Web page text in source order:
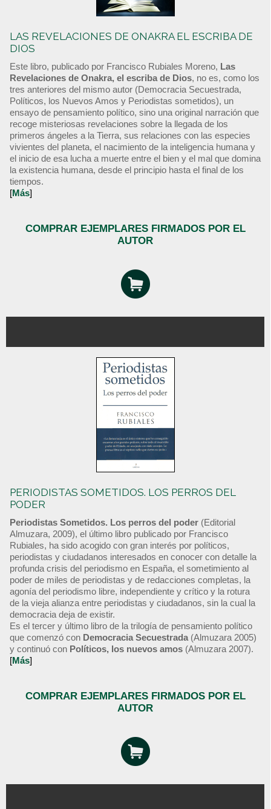
LAS REVELACIONES DE ONAKRA EL ESCRIBA DE
DIOS
Este libro, publicado por Francisco Rubiales Moreno, Las
Revelaciones de Onakra, el escriba de Dios, no es, como los
tres anteriores del mismo autor (Democracia Secuestrada,
Políticos, los Nuevos Amos y Periodistas sometidos), un
ensayo de pensamiento político, sino una original narración que
recoge misteriosas revelaciones sobre la llegada de los
primeros ángeles a la Tierra, sus relaciones con las especies
vivientes del planeta, el nacimiento de la inteligencia humana y
el inicio de esa lucha a muerte entre el bien y el mal que domina
la existencia humana, desde el principio hasta el final de los
tiempos.
[Más]
COMPRAR EJEMPLARES FIRMADOS POR EL
AUTOR
PERIODISTAS SOMETIDOS. LOS PERROS DEL
PODER
Periodistas Sometidos. Los perros del poder (Editorial
Almuzara, 2009), el último libro publicado por Francisco
Rubiales, ha sido acogido con gran interés por políticos,
periodistas y ciudadanos interesados en conocer con detalle la
profunda crisis del periodismo en España, el sometimiento al
poder de miles de periodistas y de redacciones completas, la
agonía del periodismo libre, independiente y crítico y la rotura
de la vieja alianza entre periodistas y ciudadanos, sin la cual la
democracia deja de existir.
Es el tercer y último libro de la trilogía de pensamiento político
que comenzó con Democracia Secuestrada (Almuzara 2005)
y continuó con Políticos, los nuevos amos (Almuzara 2007).
[Más]
COMPRAR EJEMPLARES FIRMADOS POR EL
AUTOR